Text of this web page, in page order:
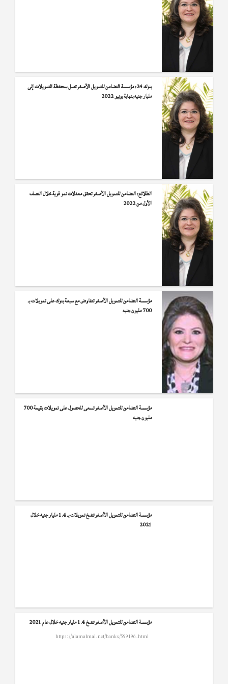
بنوك 24: مؤسسة التضامن للتمويل الأصغر تصل بمحفظة التمويلات إلى
مليار جنيه بنهاية يونيو 2022‏
الطلائع: التضامن للتمويل الأصغر تحقق معدلات نمو قوية خلال النصف
الأول من 2022
مؤسسة التضامن للتمويل الأصغر تتفاوض مع سبعة بنوك على تمويلات بـ
700 مليون جنيه
مؤسسة التضامن للتمويل الأصغر تسعى للحصول على تمويلات بقيمة 700
مليون جنيه
مؤسسة التضامن للتمويل الأصغر تضخ تمويلات بـ 1.4 مليار جنيه خلال
2021
مؤسسة التضامن للتمويل الأصغر تضخ 1.4 مليار جنيه خلال عام 2021